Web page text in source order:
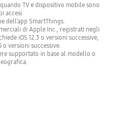
TV e dispositivo mobile sono
accesi.
dell’app SmartThings.
di Apple Inc., registrati negli
iOS 12.3 o versioni successive,
o versioni successive.
supportato in base al modello o